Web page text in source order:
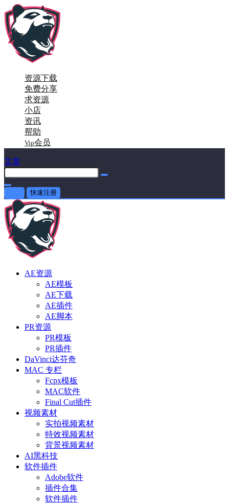
资源下载
免费分享
求资源
小店
资讯
帮助
Vip会员
文章
快速注册
AE资源
AE模板
AE下载
AE插件
AE脚本
PR资源
PR模板
PR插件
DaVinci达芬奇
MAC 专栏
Fcpx模板
MAC软件
Final Cut插件
视频素材
实拍视频素材
特效视频素材
背景视频素材
AI黑科技
软件插件
Adobe软件
插件合集
软件插件